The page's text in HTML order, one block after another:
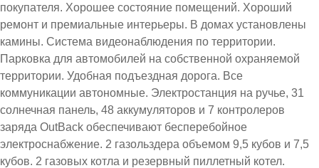
покупателя. Хорошее состояние помещений. Хороший
ремонт и премиальные интерьеры. В домах установлены
камины. Система видеонаблюдения по территории.
Парковка для автомобилей на собственной охраняемой
территории. Удобная подъездная дорога. Все
коммуникации автономные. Электростанция на ручье, 31
солнечная панель, 48 аккумуляторов и 7 контролеров
заряда OutBack обеспечивают бесперебойное
электроснабжение. 2 газольздера объемом 9,5 кубов и 7,5
кубов. 2 газовых котла и резервный пиллетный котел.